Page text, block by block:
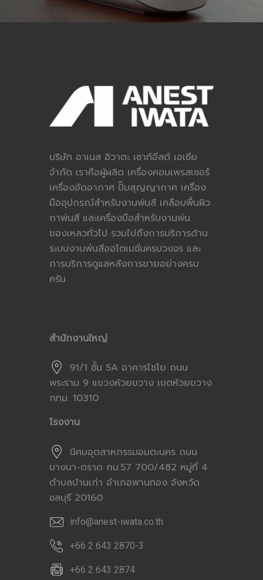
บริษัท อาเนส อิวาตะ เซาท์อีสต์ เอเซีย
จำกัด เราคือผู้ผลิต เครื่องคอมเพรสเซอร์
เครื่องอัดอากาศ ปั๊มสุญญากาศ เครื่อง
มืออุปกรณ์สำหรับงานพ่นสี เคลือบพื้นผิว
กาพ่นสี และเครื่องมือสำหรับงานพ่น
ของเหลวทั่วไป รวมไปถึงการบริการด้าน
ระบบงานพ่นสีออโตเมชั่นครบวงจร และ
การบริการดูแลหลังการขายอย่างครบ
ครัน
สำนักงานใหญ่
91/1 ชั้น 5A อาคารไชโย ถนน
พระราม 9 แขวงห้วยขวาง เขตห้วยขวาง
กทม. 10310
โรงงาน
นิคมอุตสาหกรรมอมตะนคร ถนน
บางนา-ตราด กม.57 700/482 หมู่ที่ 4
ตำบลบ้านเก่า อำเภอพานทอง จังหวัด
ชลบุรี 20160
info@anest-iwata.co.th
+66 2 643 2870-3
+66 2 643 2874